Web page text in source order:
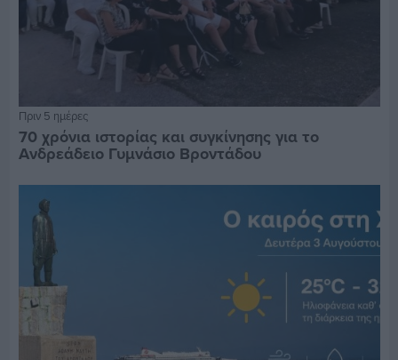
Πριν 5 ημέρες
70 χρόνια ιστορίας και συγκίνησης για το
Ανδρεάδειο Γυμνάσιο Βροντάδου